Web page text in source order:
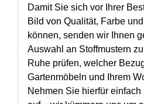
Damit Sie sich vor Ihrer
Bild von Qualität, Farbe
können, senden wir Ihnen
Auswahl an Stoffmustern
Ruhe prüfen, welcher
Gartenmöbeln und Ihrem
Nehmen Sie hierfür einfach